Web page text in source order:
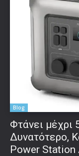
Blog
Φτάνει μέχρι
Δυνατότερο,
Power Station